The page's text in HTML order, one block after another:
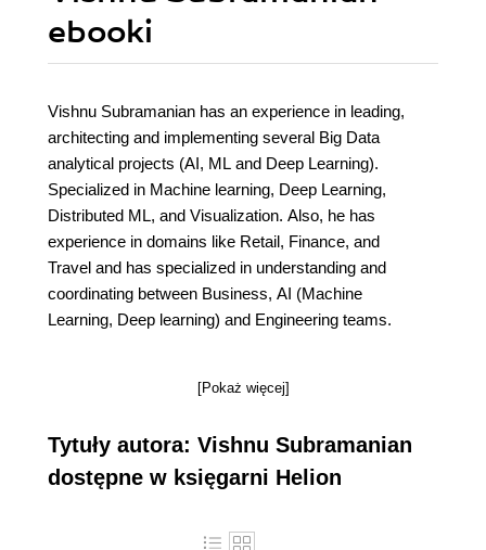
ebooki
Vishnu Subramanian has an experience in leading,
architecting and implementing several Big Data
analytical projects (AI, ML and Deep Learning).
Specialized in Machine learning, Deep Learning,
Distributed ML, and Visualization. Also, he has
experience in domains like Retail, Finance, and
Travel and has specialized in understanding and
coordinating between Business, AI (Machine
Learning, Deep learning) and Engineering teams.
[Pokaż więcej]
Tytuły autora: Vishnu Subramanian
dostępne w księgarni Helion